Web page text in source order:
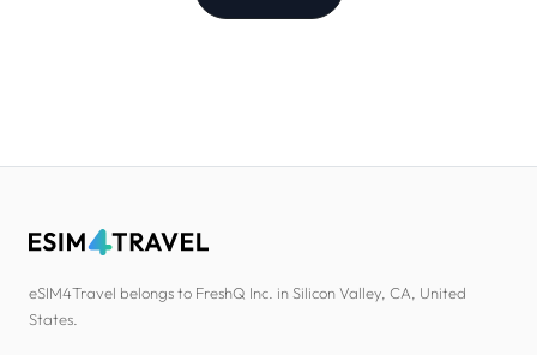
eSIM4Travel belongs to FreshQ Inc. in Silicon Valley, CA, United
States.